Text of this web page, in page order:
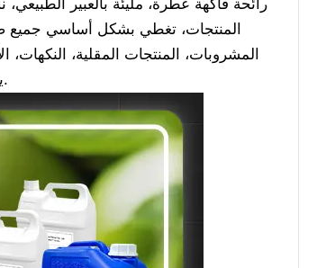
رائحة فاكهة عطرة، مليئة بالعبير
المنتجات، تغطي بشكل أساسي جميع
المشروبات، المنتجات المقلية،
يمكن تحويل جميع المنتجات إلى مسحوق صلب، أو منتجات سائلة ذائبة في الزيت أو الماء.